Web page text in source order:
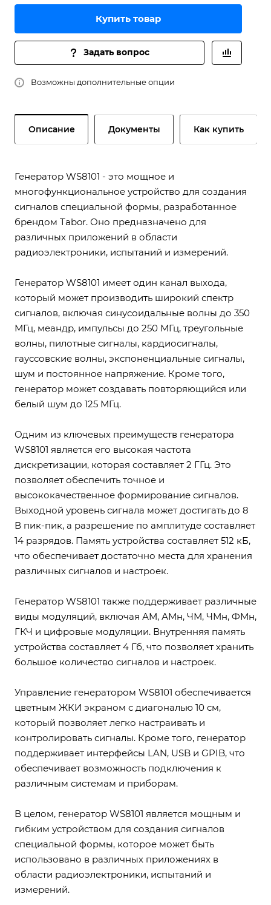
Купить товар
Задать вопрос
Возможны дополнительные опции
Описание Документы Как купить
Генератор WS8101 - это мощное и
многофункциональное устройство для создания
сигналов специальной формы, разработанное
брендом Tabor. Оно предназначено для
различных приложений в области
радиоэлектроники, испытаний и измерений.
Генератор WS8101 имеет один канал выхода,
который может производить широкий спектр
сигналов, включая синусоидальные волны до 350
МГц, меандр, импульсы до 250 МГц, треугольные
волны, пилотные сигналы, кардиосигналы,
гауссовские волны, экспоненциальные сигналы,
шум и постоянное напряжение. Кроме того,
генератор может создавать повторяющийся или
белый шум до 125 МГц.
Одним из ключевых преимуществ генератора
WS8101 является его высокая частота
дискретизации, которая составляет 2 ГГц. Это
позволяет обеспечить точное и
высококачественное формирование сигналов.
Выходной уровень сигнала может достигать до 8
В пик-пик, а разрешение по амплитуде составляет
14 разрядов. Память устройства составляет 512 кБ,
что обеспечивает достаточно места для хранения
различных сигналов и настроек.
Генератор WS8101 также поддерживает различные
виды модуляций, включая АМ, АМн, ЧМ, ЧМн, ФМн,
ГКЧ и цифровые модуляции. Внутренняя память
устройства составляет 4 Гб, что позволяет хранить
большое количество сигналов и настроек.
Управление генератором WS8101 обеспечивается
цветным ЖКИ экраном с диагональю 10 см,
который позволяет легко настраивать и
контролировать сигналы. Кроме того, генератор
поддерживает интерфейсы LAN, USB и GPIB, что
обеспечивает возможность подключения к
различным системам и приборам.
В целом, генератор WS8101 является мощным и
гибким устройством для создания сигналов
специальной формы, которое может быть
использовано в различных приложениях в
области радиоэлектроники, испытаний и
измерений.